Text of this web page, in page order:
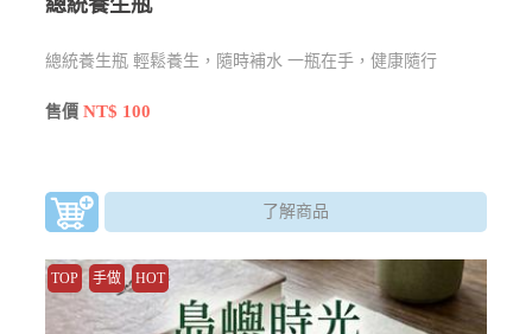
總統養生瓶 輕鬆養生，隨時補水 一瓶在手，健康隨行
售價NT$ 100
了解商品
TOP 手做 HOT